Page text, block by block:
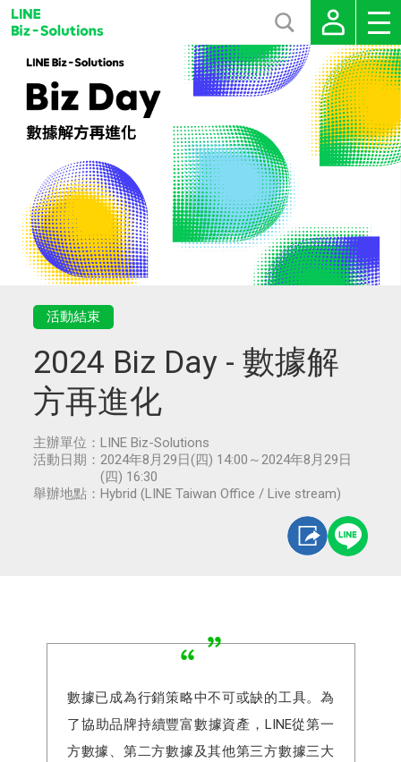
活動結束
2024 Biz Day - 數據解
方再進化
主辦單位： LINE Biz-Solutions
活動日期： 2024年8月29日(四) 14:00～2024年8月29日
(四) 16:30
舉辦地點： Hybrid (LINE Taiwan Office / Live stream)
數據已成為行銷策略中不可或缺的工具。為
了協助品牌持續豐富數據資產，LINE從第一
方數據、第二方數據及其他第三方數據三大